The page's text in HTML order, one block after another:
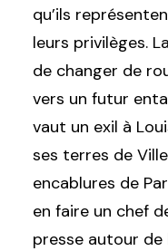
qu’ils
leurs privilèges.
de changer de
vers un futur
vaut un exil à
ses terres de
encablures de
en faire un chef
presse autour de